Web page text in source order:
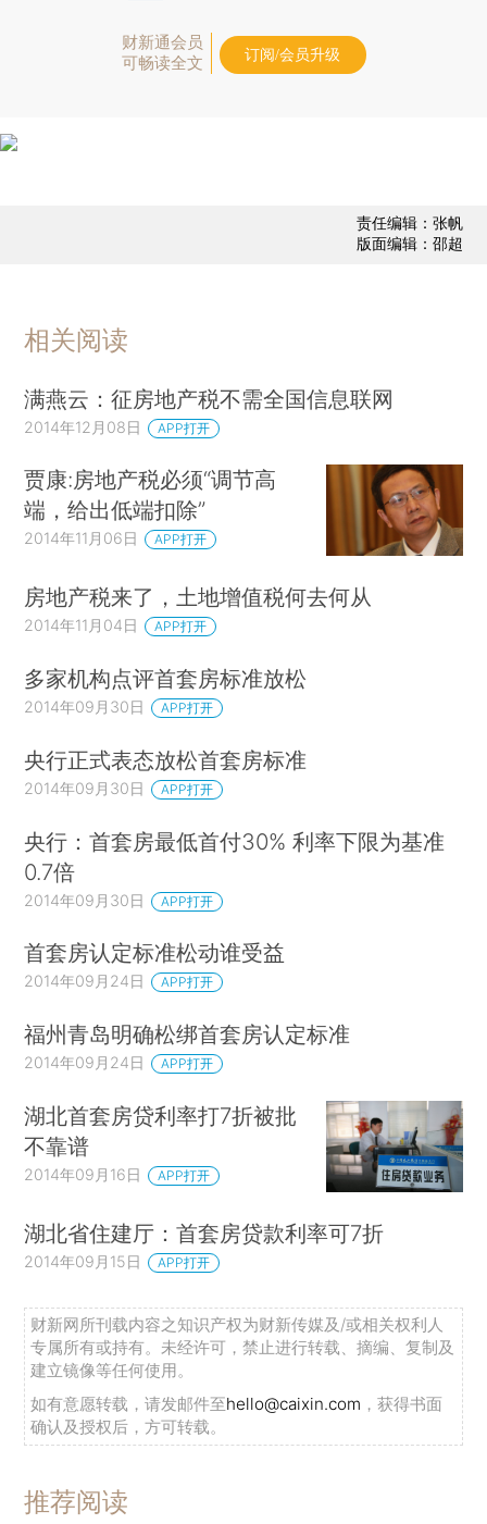
财新通会员
可畅读全文
订阅/会员升级
责任编辑：张帆
版面编辑：邵超
相关阅读
满燕云：征房地产税不需全国信息联网
2014年12月08日 APP打开
贾康:房地产税必须“调节高
端，给出低端扣除”
2014年11月06日 APP打开
房地产税来了，土地增值税何去何从
2014年11月04日 APP打开
多家机构点评首套房标准放松
2014年09月30日 APP打开
央行正式表态放松首套房标准
2014年09月30日 APP打开
央行：首套房最低首付30% 利率下限为基准
0.7倍
2014年09月30日 APP打开
首套房认定标准松动谁受益
2014年09月24日 APP打开
福州青岛明确松绑首套房认定标准
2014年09月24日 APP打开
湖北首套房贷利率打7折被批
不靠谱
2014年09月16日 APP打开
湖北省住建厅：首套房贷款利率可7折
2014年09月15日 APP打开
财新网所刊载内容之知识产权为财新传媒及/或相关权利人
专属所有或持有。未经许可，禁止进行转载、摘编、复制及
建立镜像等任何使用。
如有意愿转载，请发邮件至hello@caixin.com ，获得书面
确认及授权后，方可转载。
推荐阅读